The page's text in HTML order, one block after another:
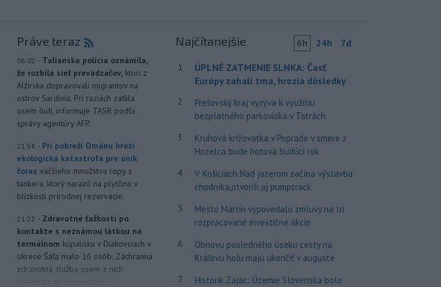
Práve teraz
06:02 - Talianska polícia oznámila,
že rozbila sieť prevádzačov, ktorí z
Alžírska dopravovali migrantov na
ostrov Sardínia. Pri raziách zatkla
osem ľudí, informuje TASR podľa
správy agentúry AFP.
21:58 - Pri pobreží Ománu hrozí
ekologická katastrofa pre únik
čoraz väčšieho množstva ropy z
tankera, ktorý narazil na plytčinu v
blízkosti prírodnej rezervácie.
21:22 - Zdravotné ťažkosti po
kontakte s neznámou látkou na
termálnom kúpalisku v Diakovciach v
okrese Šaľa malo 16 osôb. Záchranná
zdravotná služba osem z nich
Najčítanejšie 6h 24h 7d
1
ÚPLNÉ ZATMENIE SLNKA: Časť
Európy zahalí tma, hrozia dôsledky
2
Prešovský kraj vyzýva k využitiu
bezplatného parkoviska v Tatrách
3
Kruhová križovatka v Poprade v smere z
Hozelca bude hotová budúci rok
4
V Košiciach Nad jazerom začína výstavba
chodníka,otvorili aj pumptrack
5
Mesto Martin vypovedalo zmluvy na tri
rozpracované investičné akcie
6
Obnovu posledného úseku cesty na
Kráľovu hoľu majú ukončiť v auguste
7
Historik Zajac: Územie Slovenska bolo